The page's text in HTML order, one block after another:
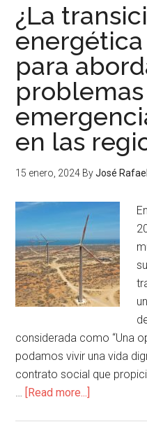
¿La
para
en las
15 enero, 2024 ByJosé
considerada como “Una
podamos vivir una vida
contrato social que
… [Read more...]